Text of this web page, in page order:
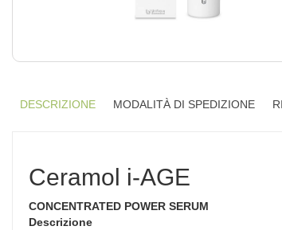
DESCRIZIONE MODALITÀ DI SPEDIZIONE
Ceramol i-AGE
CONCENTRATED POWER SERUM
Descrizione